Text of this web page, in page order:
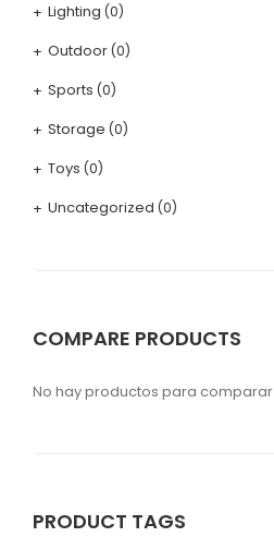
Lighting (0)
Outdoor(0)
Sports (0)
Storage (0)
Toys (0)
Uncategorized (0)
COMPARE PRODUCTS
No hay productos para comparar
PRODUCT TAGS